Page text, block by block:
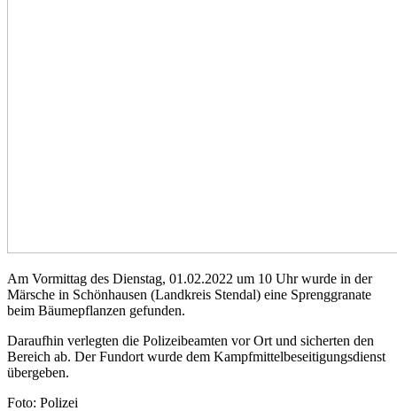
Am Vormittag des Dienstag, 01.02.2022 um 10 Uhr wurde in der
Märsche in Schönhausen (Landkreis Stendal) eine Sprenggranate
beim Bäumepflanzen gefunden.
Daraufhin verlegten die Polizeibeamten vor Ort und sicherten den
Bereich ab. Der Fundort wurde dem Kampfmittelbeseitigungsdienst
übergeben.
Foto: Polizei